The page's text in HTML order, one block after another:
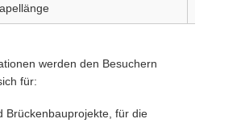
werden den Besuchern
für:
Brückenbauprojekte, für die